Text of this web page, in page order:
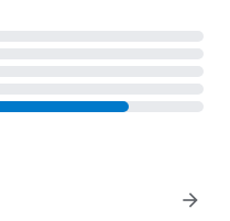
arrow_forward